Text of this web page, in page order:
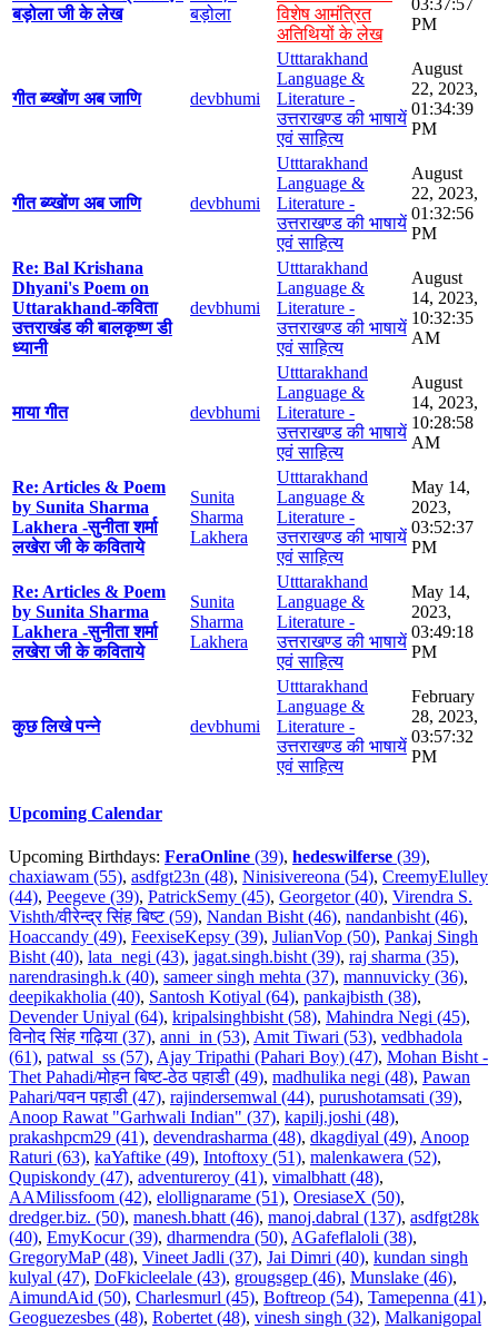
बड़ोला जी के लेख
बड़ोला
विशेष आमंत्रित
अतिथियों के लेख
PM
गीत ब्य्खोंण अब जाणि devbhumi
Utttarakhand
Language &
Literature -
उत्तराखण्ड की भाषायें
एवं साहित्य
August
22, 2023,
01:34:39
PM
गीत ब्य्खोंण अब जाणि devbhumi
Utttarakhand
Language &
Literature -
उत्तराखण्ड की भाषायें
एवं साहित्य
August
22, 2023,
01:32:56
PM
Re: Bal Krishana
Dhyani's Poem on
Uttarakhand-कविता
उत्तराखंड की बालकृष्ण डी
ध्यानी
devbhumi
Utttarakhand
Language &
Literature -
उत्तराखण्ड की भाषायें
एवं साहित्य
August
14, 2023,
10:32:35
AM
माया गीत devbhumi
Utttarakhand
Language &
Literature -
उत्तराखण्ड की भाषायें
एवं साहित्य
August
14, 2023,
10:28:58
AM
Re: Articles & Poem
by Sunita Sharma
Lakhera -सुनीता शर्मा
लखेरा जी के कविताये
Sunita
Sharma
Lakhera
Utttarakhand
Language &
Literature -
उत्तराखण्ड की भाषायें
एवं साहित्य
May 14,
2023,
03:52:37
PM
Re: Articles & Poem
by Sunita Sharma
Lakhera -सुनीता शर्मा
लखेरा जी के कविताये
Sunita
Sharma
Lakhera
Utttarakhand
Language &
Literature -
उत्तराखण्ड की भाषायें
एवं साहित्य
May 14,
2023,
03:49:18
PM
कुछ लिखे पन्ने devbhumi
Utttarakhand
Language &
Literature -
उत्तराखण्ड की भाषायें
एवं साहित्य
February
28, 2023,
03:57:32
PM
Upcoming Calendar
Upcoming Birthdays: FeraOnline (39), hedeswilferse (39),
chaxiawam (55), asdfgt23n (48), Ninisivereona (54), CreemyElulley
(44), Peegeve (39), PatrickSemy (45), Georgetor (40), Virendra S.
Vishth/वीरेन्द्र सिंह बिष्ट (59), Nandan Bisht (46), nandanbisht (46),
Hoaccandy (49), FeexiseKepsy (39), JulianVop (50), Pankaj Singh
Bisht (40), lata_negi (43), jagat.singh.bisht (39), raj sharma (35),
narendrasingh.k (40), sameer singh mehta (37), mannuvicky (36),
deepikakholia (40), Santosh Kotiyal (64), pankajbisth (38),
Devender Uniyal (64), kripalsinghbisht (58), Mahindra Negi (45),
विनोद सिंह गढ़िया (37), anni_in (53), Amit Tiwari (53), vedbhadola
(61), patwal_ss (57), Ajay Tripathi (Pahari Boy) (47), Mohan Bisht -
Thet Pahadi/मोहन बिष्ट-ठेठ पहाडी (49), madhulika negi (48), Pawan
Pahari/पवन पहाडी (47), rajindersemwal (44), purushotamsati (39),
Anoop Rawat "Garhwali Indian" (37), kapilj.joshi (48),
prakashpcm29 (41), devendrasharma (48), dkagdiyal (49), Anoop
Raturi (63), kaYaftike (49), Intoftoxy (51), malenkawera (52),
Qupiskondy (47), adventureroy (41), vimalbhatt (48),
AAMilissfoom (42), elollignarame (51), OresiaseX (50),
dredger.biz. (50), manesh.bhatt (46), manoj.dabral (137), asdfgt28k
(40), EmyKocur (39), dharmendra (50), AGafeflaloli (38),
GregoryMaP (48), Vineet Jadli (37), Jai Dimri (40), kundan singh
kulyal (47), DoFkicleelale (43), grougsgep (46), Munslake (46),
AimundAid (50), Charlesmurl (45), Boftreop (54), Tamepenna (41),
Geoguezesbes (48), Robertet (48), vinesh singh (32), Malkanigopal